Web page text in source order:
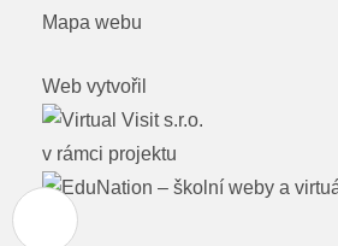
Obecné kontakty
Vedení školy
Střední škola
Mapa webu
Web vytvořil
v rámci projektu